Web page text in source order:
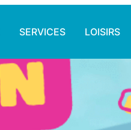
SERVICES LOISIRS